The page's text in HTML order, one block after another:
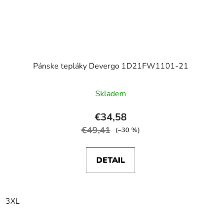
Pánske tepláky Devergo 1D21FW1101-21
Skladem
€34,58
€49,41 (–30 %)
DETAIL
3XL